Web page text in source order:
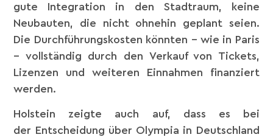
gute Integration in den Stadtraum, keine
Neubauten, die nicht ohnehin geplant seien.
Die Durchführungskosten könnten – wie in Paris
– vollständig durch den Verkauf von Tickets,
Lizenzen und weiteren Einnahmen finanziert
werden.
Holstein zeigte auch auf, dass es bei
der Entscheidung über Olympia in Deutschland